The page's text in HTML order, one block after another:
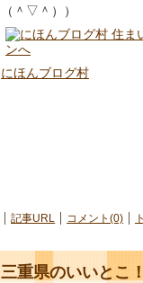
（＾▽＾））
にほんブログ村
記事URL コメント(0)
三重県のいいとこ